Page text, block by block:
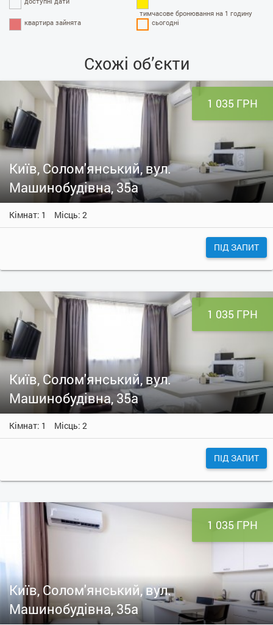
тимчасове бронювання на 1 годину
квартира зайнята
сьогодні
Схожі об’єкти
1 035 ГРН
Київ, Солом'янський, вул.
Машинобудівна, 35а
Кімнат: 1 Місць: 2
ПІД ЗАПИТ
1 035 ГРН
Київ, Солом'янський, вул.
Машинобудівна, 35а
Кімнат: 1 Місць: 2
ПІД ЗАПИТ
1 035 ГРН
Київ, Солом'янський, вул.
Машинобудівна, 35а